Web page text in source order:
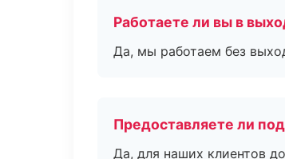
Работаете ли вы в
Да, мы работаем без
Предоставляете ли
Да, для наших клиентов